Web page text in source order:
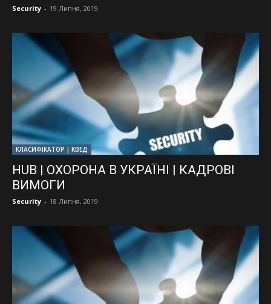
Security - 19 Липня, 2019
КЛАСИФІКАТОР | КВЕД
HUB | ОХОРОНА В УКРАЇНІ | КАДРОВІ
ВИМОГИ
Security - 18 Липня, 2019